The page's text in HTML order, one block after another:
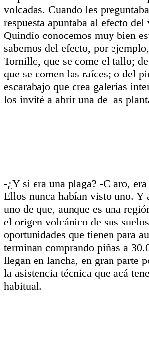
volcadas. Cuando les
respuesta apuntaba al efecto del
Quindío conocemos muy bien
sabemos del efecto, por
Tornillo, que se come el tallo;
que se comen las raíces; o del
escarabajo que crea galerías
los invité a abrir una de las
-¿Y si era una plaga? -Claro,
Ellos nunca habían visto uno. Y
uno de que, aunque es una
el origen volcánico de sus
oportunidades que tienen para
terminan comprando piñas a
llegan en lancha, en gran parte
la asistencia técnica que acá
habitual.